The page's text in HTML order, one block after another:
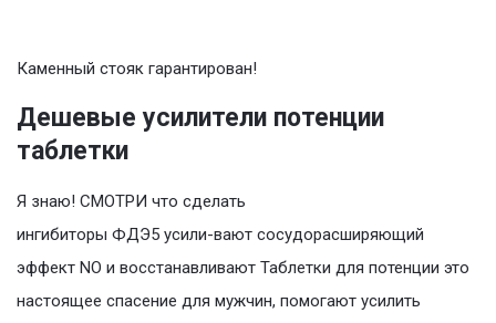
Каменный стояк гарантирован!
Дешевые усилители потенции
таблетки
Я знаю! СМОТРИ что сделать
ингибиторы ФДЭ5 усили-вают сосудорасширяющий
эффект NO и восстанавливают Таблетки для потенции это
настоящее спасение для мужчин, помогают усилить